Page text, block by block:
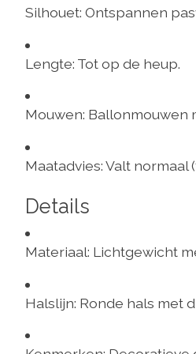
Silhouet: Ontspannen
Lengte: Tot op de heup.
Mouwen: Ballonmouwen
Maatadvies:Valt normaal
Details
Materiaal: Lichtgewicht
Halslijn: Ronde hals met